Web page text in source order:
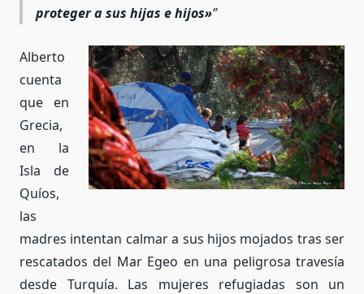
proteger a sus hijas e hijos»
Alberto
cuenta
que en
Grecia,
en la
Isla de
Quíos,
las
madres intentan calmar a sus hijos mojados tras ser
rescatados del Mar Egeo en una peligrosa travesía
desde Turquía. Las mujeres refugiadas son un